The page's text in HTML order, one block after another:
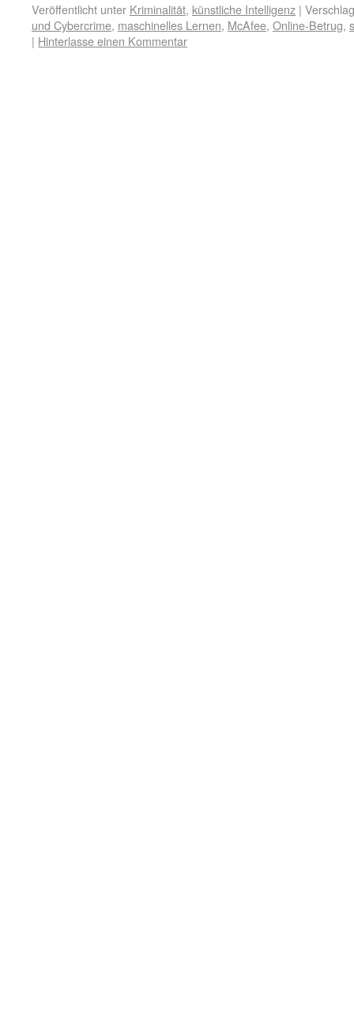
Veröffentlicht unter Kriminalität, künstliche Intelligenz |
und Cybercrime, maschinelles Lernen, McAfee, Online-Betrug,
| Hinterlasse einen Kommentar